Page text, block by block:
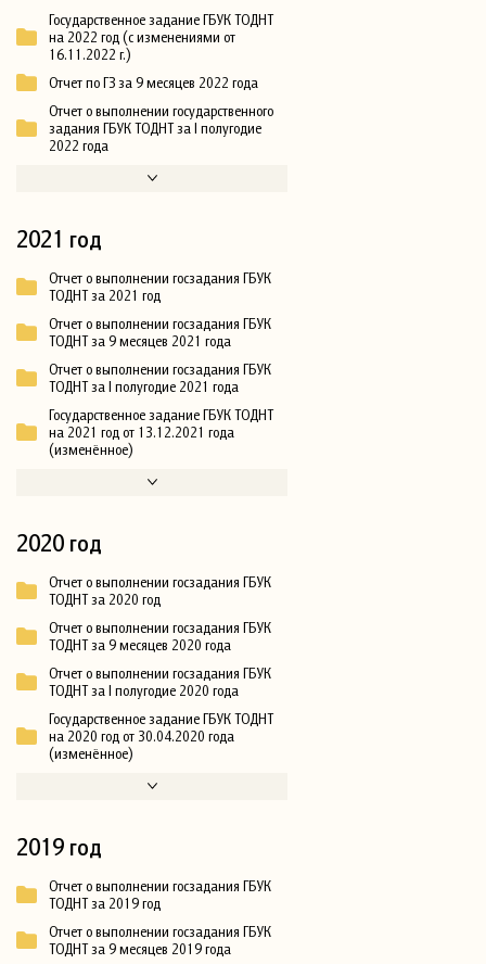
Государственное задание ГБУК ТОДНТ
на 2022 год (с изменениями от
16.11.2022 г.)
Отчет по ГЗ за 9 месяцев 2022 года
Отчет о выполнении государственного
задания ГБУК ТОДНТ за I полугодие
2022 года
2021 год
Отчет о выполнении госзадания ГБУК
ТОДНТ за 2021 год
Отчет о выполнении госзадания ГБУК
ТОДНТ за 9 месяцев 2021 года
Отчет о выполнении госзадания ГБУК
ТОДНТ за I полугодие 2021 года
Государственное задание ГБУК ТОДНТ
на 2021 год от 13.12.2021 года
(изменённое)
2020 год
Отчет о выполнении госзадания ГБУК
ТОДНТ за 2020 год
Отчет о выполнении госзадания ГБУК
ТОДНТ за 9 месяцев 2020 года
Отчет о выполнении госзадания ГБУК
ТОДНТ за I полугодие 2020 года
Государственное задание ГБУК ТОДНТ
на 2020 год от 30.04.2020 года
(изменённое)
2019 год
Отчет о выполнении госзадания ГБУК
ТОДНТ за 2019 год
Отчет о выполнении госзадания ГБУК
ТОДНТ за 9 месяцев 2019 года